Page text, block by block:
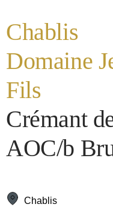
Chablis
Domaine
Fils
Crémant
AOC/b
Chablis